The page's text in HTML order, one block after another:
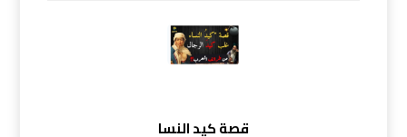
قصة كيد النسا